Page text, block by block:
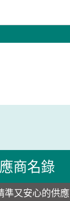
商名錄
準又安心的供